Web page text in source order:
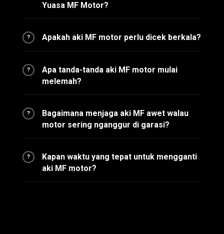
Yuasa MF Motor?
? Apakah aki MF motor perlu dicek berkala?
?
Apa tanda-tanda aki MF motor mulai
melemah?
?
Bagaimana menjaga aki MF awet walau
motor sering nganggur di garasi?
?
Kapan waktu yang tepat untuk mengganti
aki MF motor?